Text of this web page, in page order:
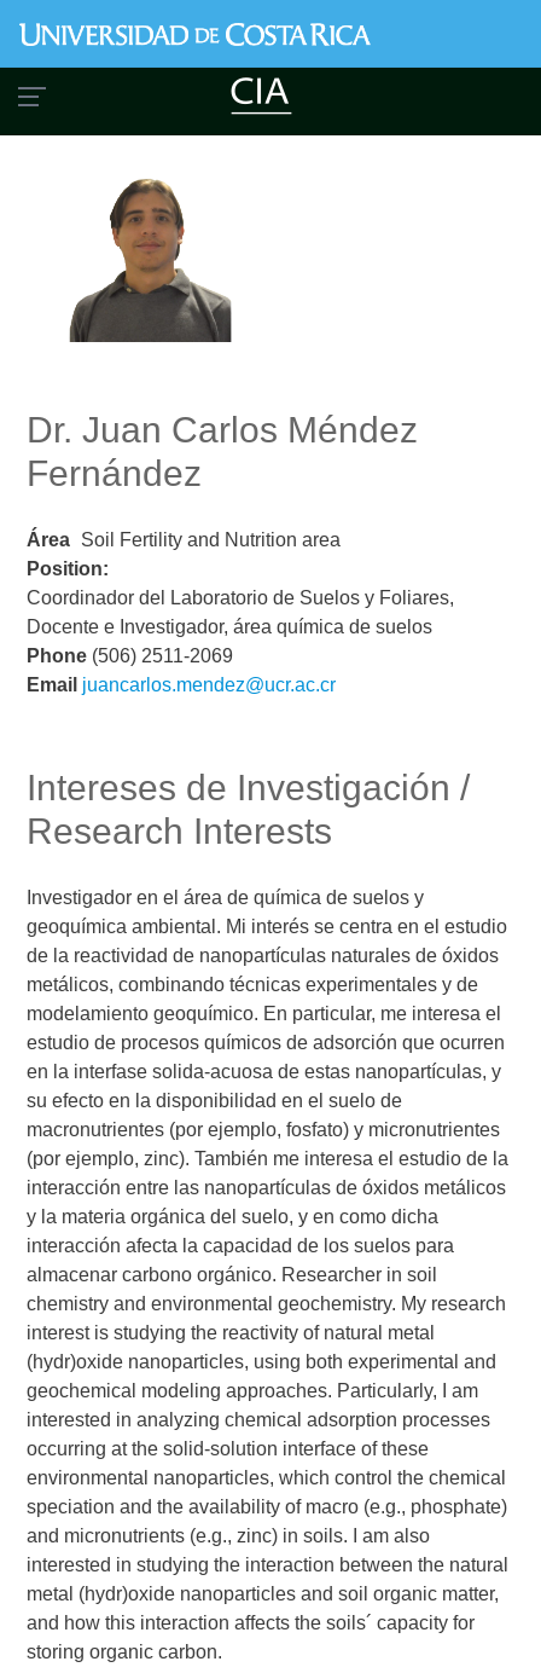
to
main
content
Dr. Juan Carlos Méndez
Fernández
Área Soil Fertility and Nutrition area
Position:
Coordinador del Laboratorio de Suelos y Foliares,
Docente e Investigador, área química de suelos
Phone (506) 2511-2069
Email juancarlos.mendez@ucr.ac.cr
Intereses de Investigación /
Research Interests
Investigador en el área de química de suelos y
geoquímica ambiental. Mi interés se centra en el estudio
de la reactividad de nanopartículas naturales de óxidos
metálicos, combinando técnicas experimentales y de
modelamiento geoquímico. En particular, me interesa el
estudio de procesos químicos de adsorción que ocurren
en la interfase solida-acuosa de estas nanopartículas, y
su efecto en la disponibilidad en el suelo de
macronutrientes (por ejemplo, fosfato) y micronutrientes
(por ejemplo, zinc). También me interesa el estudio de la
interacción entre las nanopartículas de óxidos metálicos
y la materia orgánica del suelo, y en como dicha
interacción afecta la capacidad de los suelos para
almacenar carbono orgánico. Researcher in soil
chemistry and environmental geochemistry. My research
interest is studying the reactivity of natural metal
(hydr)oxide nanoparticles, using both experimental and
geochemical modeling approaches. Particularly, I am
interested in analyzing chemical adsorption processes
occurring at the solid-solution interface of these
environmental nanoparticles, which control the chemical
speciation and the availability of macro (e.g., phosphate)
and micronutrients (e.g., zinc) in soils. I am also
interested in studying the interaction between the natural
metal (hydr)oxide nanoparticles and soil organic matter,
and how this interaction affects the soils´ capacity for
storing organic carbon.